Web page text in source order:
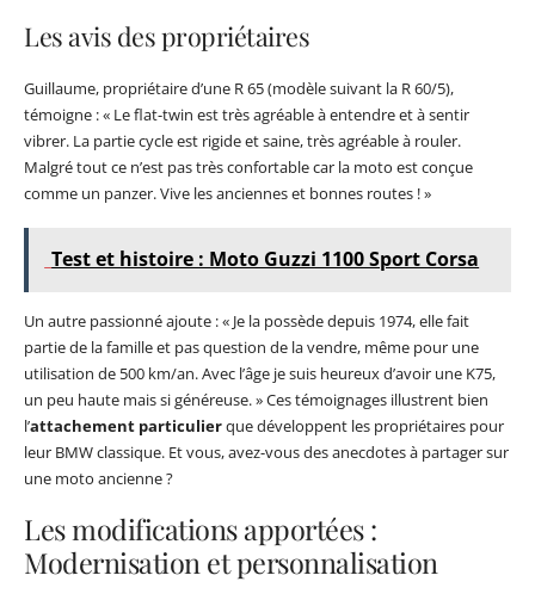
Les avis des propriétaires
Guillaume, propriétaire d’une R 65 (modèle suivant la R 60/5),
témoigne : « Le flat-twin est très agréable à entendre et à sentir
vibrer. La partie cycle est rigide et saine, très agréable à rouler.
Malgré tout ce n’est pas très confortable car la moto est conçue
comme un panzer. Vive les anciennes et bonnes routes ! »
Test et histoire : Moto Guzzi 1100 Sport Corsa
Un autre passionné ajoute : « Je la possède depuis 1974, elle fait
partie de la famille et pas question de la vendre, même pour une
utilisation de 500 km/an. Avec l’âge je suis heureux d’avoir une K75,
un peu haute mais si généreuse. » Ces témoignages illustrent bien
l’attachement particulierque développent les propriétaires pour
leur BMW classique. Et vous, avez-vous des anecdotes à partager sur
une moto ancienne ?
Les modifications apportées :
Modernisation et personnalisation